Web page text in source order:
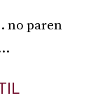
no paren